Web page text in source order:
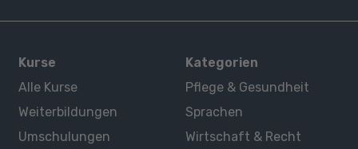
Kurse
Alle Kurse
Weiterbildungen
Umschulungen
Kategorien
Pflege & Gesundheit
Sprachen
Wirtschaft & Recht